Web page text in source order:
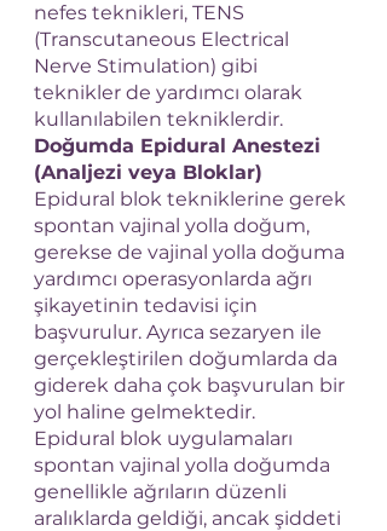
nefes teknikleri, TENS
(Transcutaneous Electrical
Nerve Stimulation) gibi
teknikler de yardımcı olarak
kullanılabilen tekniklerdir.
Doğumda Epidural Anestezi
(Analjezi veya Bloklar)
Epidural blok tekniklerine gerek
spontan vajinal yolla doğum,
gerekse de vajinal yolla doğuma
yardımcı operasyonlarda ağrı
şikayetinin tedavisi için
başvurulur. Ayrıca sezaryen ile
gerçekleştirilen doğumlarda da
giderek daha çok başvurulan bir
yol haline gelmektedir.
Epidural blok uygulamaları
spontan vajinal yolla doğumda
genellikle ağrıların düzenli
aralıklarda geldiği, ancak şiddeti